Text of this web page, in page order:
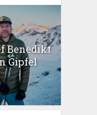
Benedikt
Gipfel